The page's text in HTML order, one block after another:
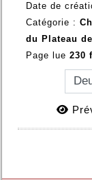
Date de
Catégorie :
du Plateau
Page lue 230